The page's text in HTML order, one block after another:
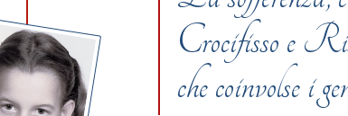
Crocifisso e
che coinvolse i